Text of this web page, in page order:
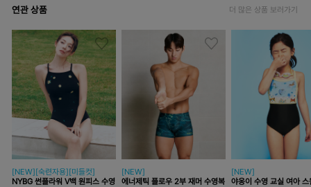
연관 상품 더 많은 상품 보러가기
[NEW][숙련자용][미들컷]
NYBG 썬플라워 V백 원피스 수영
[NEW]
에너제틱 플로우 2부 재머 수영복
[NEW]
야옹이 수영 교실 여아 스